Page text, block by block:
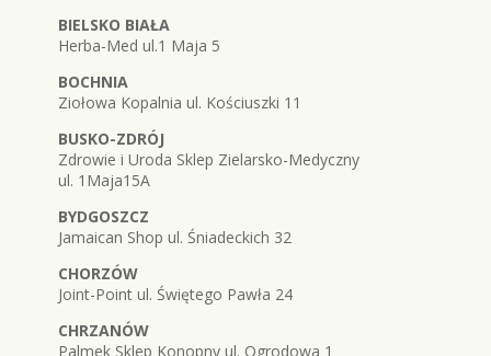
BIELSKO BIAŁA
Herba-Med ul.1 Maja 5
BOCHNIA
Ziołowa Kopalnia ul. Kościuszki 11
BUSKO-ZDRÓJ
Zdrowie i Uroda Sklep Zielarsko-Medyczny
ul. 1Maja15A
BYDGOSZCZ
Jamaican Shop ul. Śniadeckich 32
CHORZÓW
Joint-Point ul. Świętego Pawła 24
CHRZANÓW
Palmek Sklep Konopny ul. Ogrodowa 1